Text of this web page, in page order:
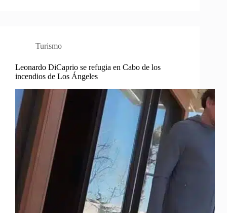
Turismo
Leonardo DiCaprio se refugia en Cabo de los
incendios de Los Ángeles